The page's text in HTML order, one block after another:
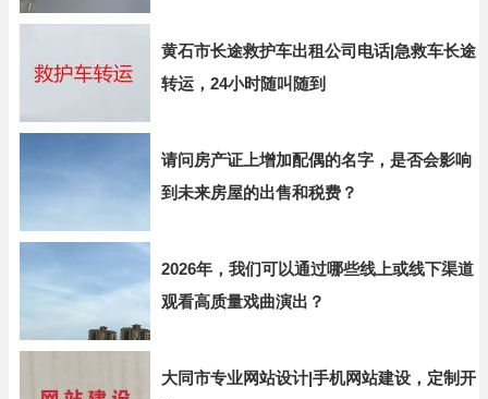
黄石市长途救护车出租公司电话|急救车长途
转运，24小时随叫随到
请问房产证上增加配偶的名字，是否会影响
到未来房屋的出售和税费？
2026年，我们可以通过哪些线上或线下渠道
观看高质量戏曲演出？
大同市专业网站设计|手机网站建设，定制开